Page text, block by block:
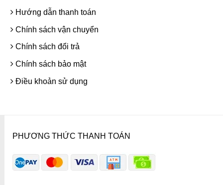
Hướng dẫn thanh toán
Chính sách vận chuyển
Chính sách đổi trả
Chính sách bảo mật
Điều khoản sử dụng
PHƯƠNG THỨC THANH TOÁN